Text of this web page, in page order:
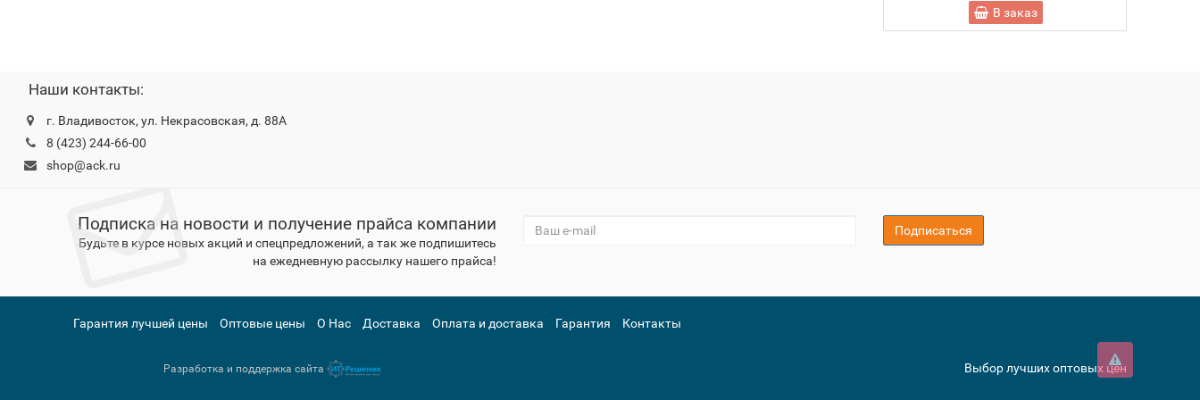
В заказ
Наши контакты:
г. Владивосток, ул. Некрасовская, д. 88А
8 (423) 244-66-00
shop@ack.ru
Подписка на новости и получение прайса компании
Будьте в курсе новых акций и спецпредложений, а так же подпишитесь
на ежедневную рассылку нашего прайса!
Подписаться
Гарантия лучшей цены Оптовые цены О Нас Доставка Оплата и доставка Гарантия Контакты
Разработка и поддержка сайта Выбор лучших оптовых цен